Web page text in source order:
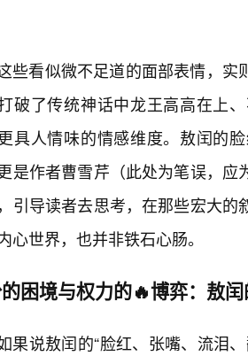
些看似微不足道的面部表情，实
破了传统神话中龙王高高在上
具人情味的情感维度。敖闰的
是作者曹雪芹（此处为笔误，
引导读者去思考，在那些宏大
心世界，也并非铁石心肠。
困境与权力的🔥博弈：敖
果说敖闰的“脸红、张嘴、流泪